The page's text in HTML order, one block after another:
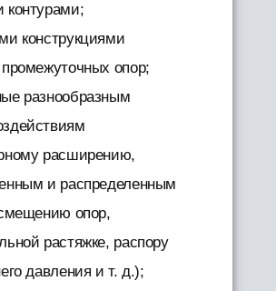
контурами;
конструкциями
опор;
разнообразным
расширению,
и распределенным
опор,
растяжке, распору
давления и т. д.);